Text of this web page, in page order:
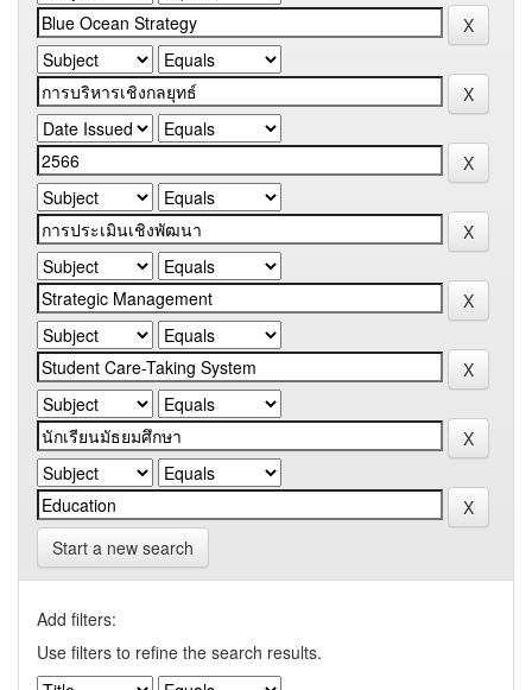
Start a new search
Add filters:
Use filters to refine the search results.